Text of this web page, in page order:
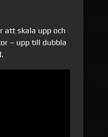
att skala upp och
– upp till dubbla